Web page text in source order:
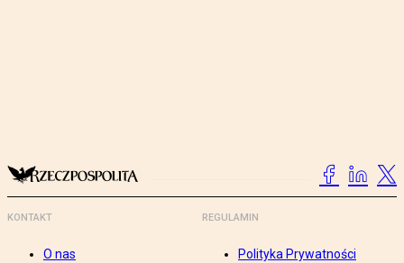
KONTAKT
O nas
REGULAMIN
Polityka Prywatności